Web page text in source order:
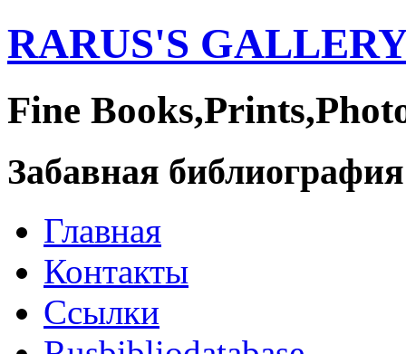
RARUS'S
Fine
Забавная библиография
Главная
Контакты
Ссылки